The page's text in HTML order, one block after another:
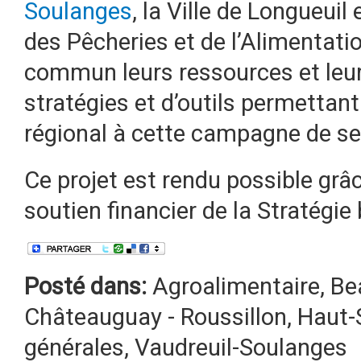
Soulanges, la Ville de Longueuil
des Pêcheries et de
commun leurs ressources et
stratégies et d’outils
régional à cette campagne de
Ce projet est rendu possible
soutien financier de la
Posté dans: Agroalimentaire,
Châteauguay - Roussillon,
générales, Vaudreuil-Soulanges